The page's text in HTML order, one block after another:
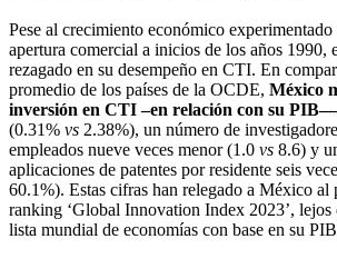
Pese al crecimiento económico
apertura comercial a inicios de los años 1990,
rezagado en su desempeño en CTI. En
promedio de los países de la OCDE, México
inversión en CTI –en relación con su PIB—
(0.31% vs 2.38%), un número de
empleados nueve veces menor (1.0 vs 8.6) y
aplicaciones de patentes por residente seis
60.1%). Estas cifras han relegado a México al
ranking ‘Global Innovation Index 2023’, lejos
lista mundial de economías con base en su